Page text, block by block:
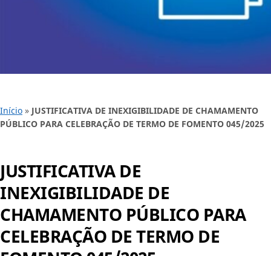
Início » JUSTIFICATIVA DE INEXIGIBILIDADE DE CHAMAMENTO
PÚBLICO PARA CELEBRAÇÃO DE TERMO DE FOMENTO 045/2025
JUSTIFICATIVA DE
INEXIGIBILIDADE DE
CHAMAMENTO PÚBLICO PARA
CELEBRAÇÃO DE TERMO DE